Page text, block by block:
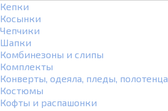
Кепки
Косынки
Чепчики
Шапки
Комбинезоны и слипы
Комплекты
Конверты, одеяла, пледы, полотенца
Костюмы
Кофты и распашонки